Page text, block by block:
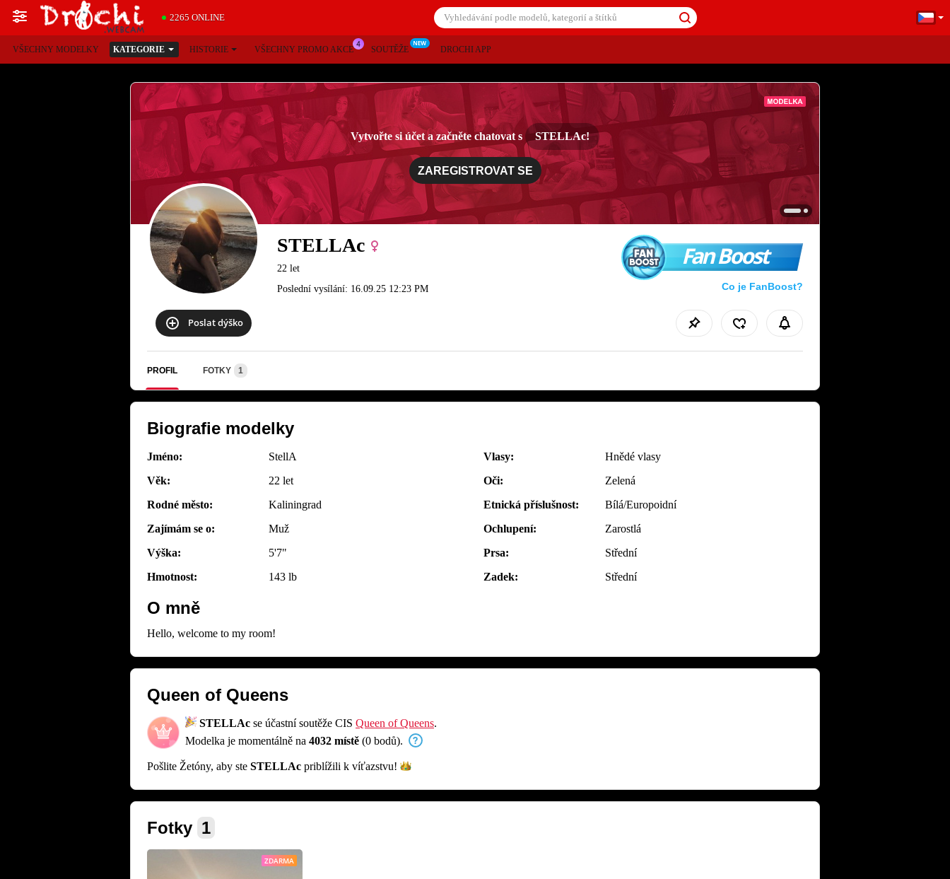
2265 ONLINE
VŠECHNY MODELKY KATEGORIE HISTORIE VŠECHNY PROMO AKCE SOUTĚŽE DROCHI APP
Vytvořte si účet a začněte chatovat s STELLAc!
ZAREGISTROVAT SE
STELLAc
22 let
Poslední vysílání: 16.09.25 12:23 PM
Fan Boost
Co je FanBoost?
Poslat dýško
PROFIL FOTKY 1
Biografie modelky
Jméno:
StellA
Věk:
22 let
Rodné město:
Kaliningrad
Zajímám se o:
Muž
Výška:
5'7"
Hmotnost:
143 lb
Vlasy:
Hnědé vlasy
Oči:
Zelená
Etnická příslušnost:
Bílá/Europoidní
Ochlupení:
Zarostlá
Prsa:
Střední
Zadek:
Střední
O mně
Hello, welcome to my room!
Queen of Queens
STELLAc se účastní soutěže CIS Queen of Queens.
Modelka je momentálně na 4032 místě (0 bodů).
Pošlite Žetóny, aby ste STELLAc priblížili k víťazstvu!
Fotky 1
ZDARMA